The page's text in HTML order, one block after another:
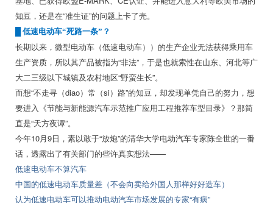
知豆，还是在“准生证”的问题上卡了壳。
█ 低速电动车“死路一条”？
长期以来，微型电动车（低速电动车））的生产企业无法获得乘用车
生产资质，所以其产品被指为“非法”，于是也就索性在山东、河北等广
大二三级以下城镇及农村地区“野蛮生长”。
而想“不走寻（diao）常（si）路”的知豆，却发现单凭自己的努力，想
要进入《节能与新能源汽车示范推广应用工程推荐车型目录》？那简
直是“天方夜谭”。
今年10月9日，素以敢于“放炮”的清华大学电动汽车专家陈全世的一番
话，透露出了有关部门的些许真实想法——
低速电动车不算汽车
中国的低速电动车质量差（不会向卖给外国人那样好好造车）
认为低速电动车可以推动电动汽车市场发展的专家“有病”